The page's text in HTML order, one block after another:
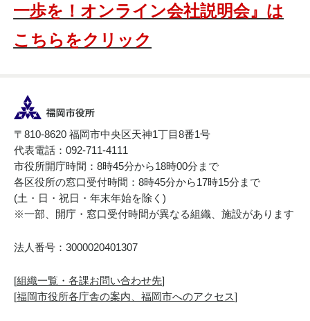
一歩を！オンライン会社説明会』 は
こちらをクリック
〒810-8620 福岡市中央区天神1丁目8番1号
代表電話：092-711-4111
市役所開庁時間：8時45分から18時00分まで
各区役所の窓口受付時間：8時45分から17時15分まで
(土・日・祝日・年末年始を除く)
※一部、開庁・窓口受付時間が異なる組織、施設があります
法人番号：3000020401307
[組織一覧・各課お問い合わせ先]
[福岡市役所各庁舎の案内、福岡市へのアクセス]